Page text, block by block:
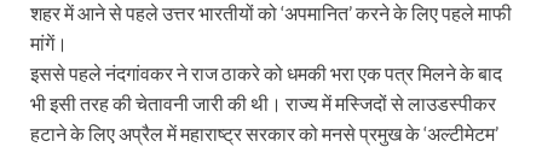
शहर में आने से पहले उत्तर भारतीयों को ‘अपमानित’ करने के लिए पहले माफी
मांगें।
इससे पहले नंदगांवकर ने राज ठाकरे को धमकी भरा एक पत्र मिलने के बाद
भी इसी तरह की चेतावनी जारी की थी। राज्य में मस्जिदों से लाउडस्पीकर
हटाने के लिए अप्रैल में महाराष्ट्र सरकार को मनसे प्रमुख के ‘अल्टीमेटम’